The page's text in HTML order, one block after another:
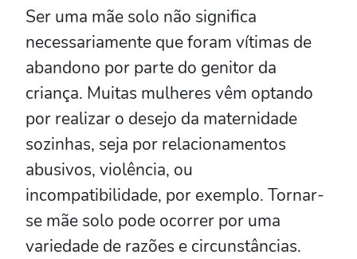
Ser uma mãe solo não significa
necessariamente que foram vítimas de
abandono por parte do genitor da
criança. Muitas mulheres vêm optando
por realizar o desejo da maternidade
sozinhas, seja por relacionamentos
abusivos, violência, ou
incompatibilidade, por exemplo. Tornar-
se mãe solo pode ocorrer por uma
variedade de razões e circunstâncias.